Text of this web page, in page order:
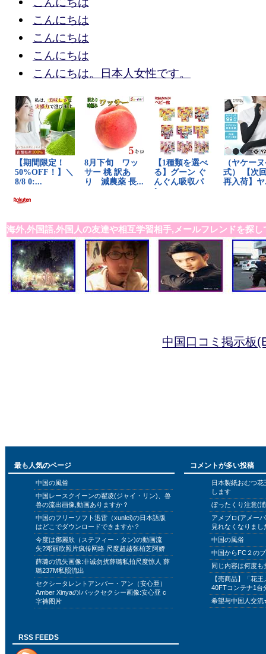
こんにちは
こんにちは
こんにちは
こんにちは。日本人女性です。
海外,外国語,外国人の友達や相互学習相手,メールフレンドを探し
中国口コミ掲示板
最も人気のページ
中国の風俗
中国レースクイーンの翟凌(ジャイ・リン)、兽
兽の流出画像,動画ありますか？
中国のフリーソフト迅雷（xunlei)の日本語版
はどこでダウンロードできますか？
今度は鄧麗欣（ステフィー・タン)の動画流
失?邓丽欣照片疯传网络 尺度超越张柏芝阿娇
薛璐の流失画像:非诚勿扰薛璐私拍尺度惊人 薛
璐237M私照流出
セクシータレントアンバー・アン（安心亜）
Amber XinyaのIバックセクシー画像:安心亚 c
字裤图片
コメントが多い投稿
日本製紙おむつ
します
ぼったくり注意(
アメブロ(アメー
見れなくなりまし
中国の風俗
中国からFC２の
同じ内容は何度
【売商品】「花
40FTコンテナ1台
希望与中国人交
RSS FEEDS